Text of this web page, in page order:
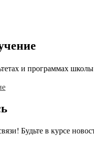
и программах
Будьте в курсе